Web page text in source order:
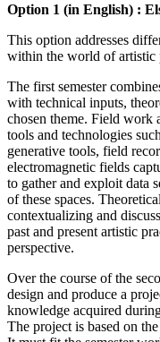
Option 1 (in English) :
This option addresses
within the world of artistic
The first semester
with technical inputs,
chosen theme. Field work
tools and technologies
generative tools, field
electromagnetic fields
to gather and exploit data
of these spaces.
contextualizing and
past and present artistic
perspective.
Over the course of the
design and produce a
knowledge acquired
The project is based on